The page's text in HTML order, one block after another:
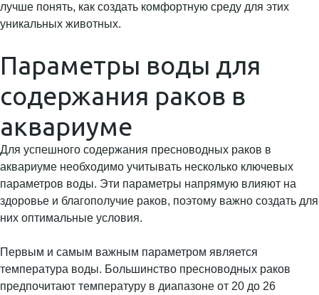
лучше понять, как создать комфортную среду для этих
уникальных животных.
Параметры воды для
содержания раков в
аквариуме
Для успешного содержания пресноводных раков в
аквариуме необходимо учитывать несколько ключевых
параметров воды. Эти параметры напрямую влияют на
здоровье и благополучие раков, поэтому важно создать для
них оптимальные условия.
Первым и самым важным параметром является
температура воды. Большинство пресноводных раков
предпочитают температуру в диапазоне от 20 до 26